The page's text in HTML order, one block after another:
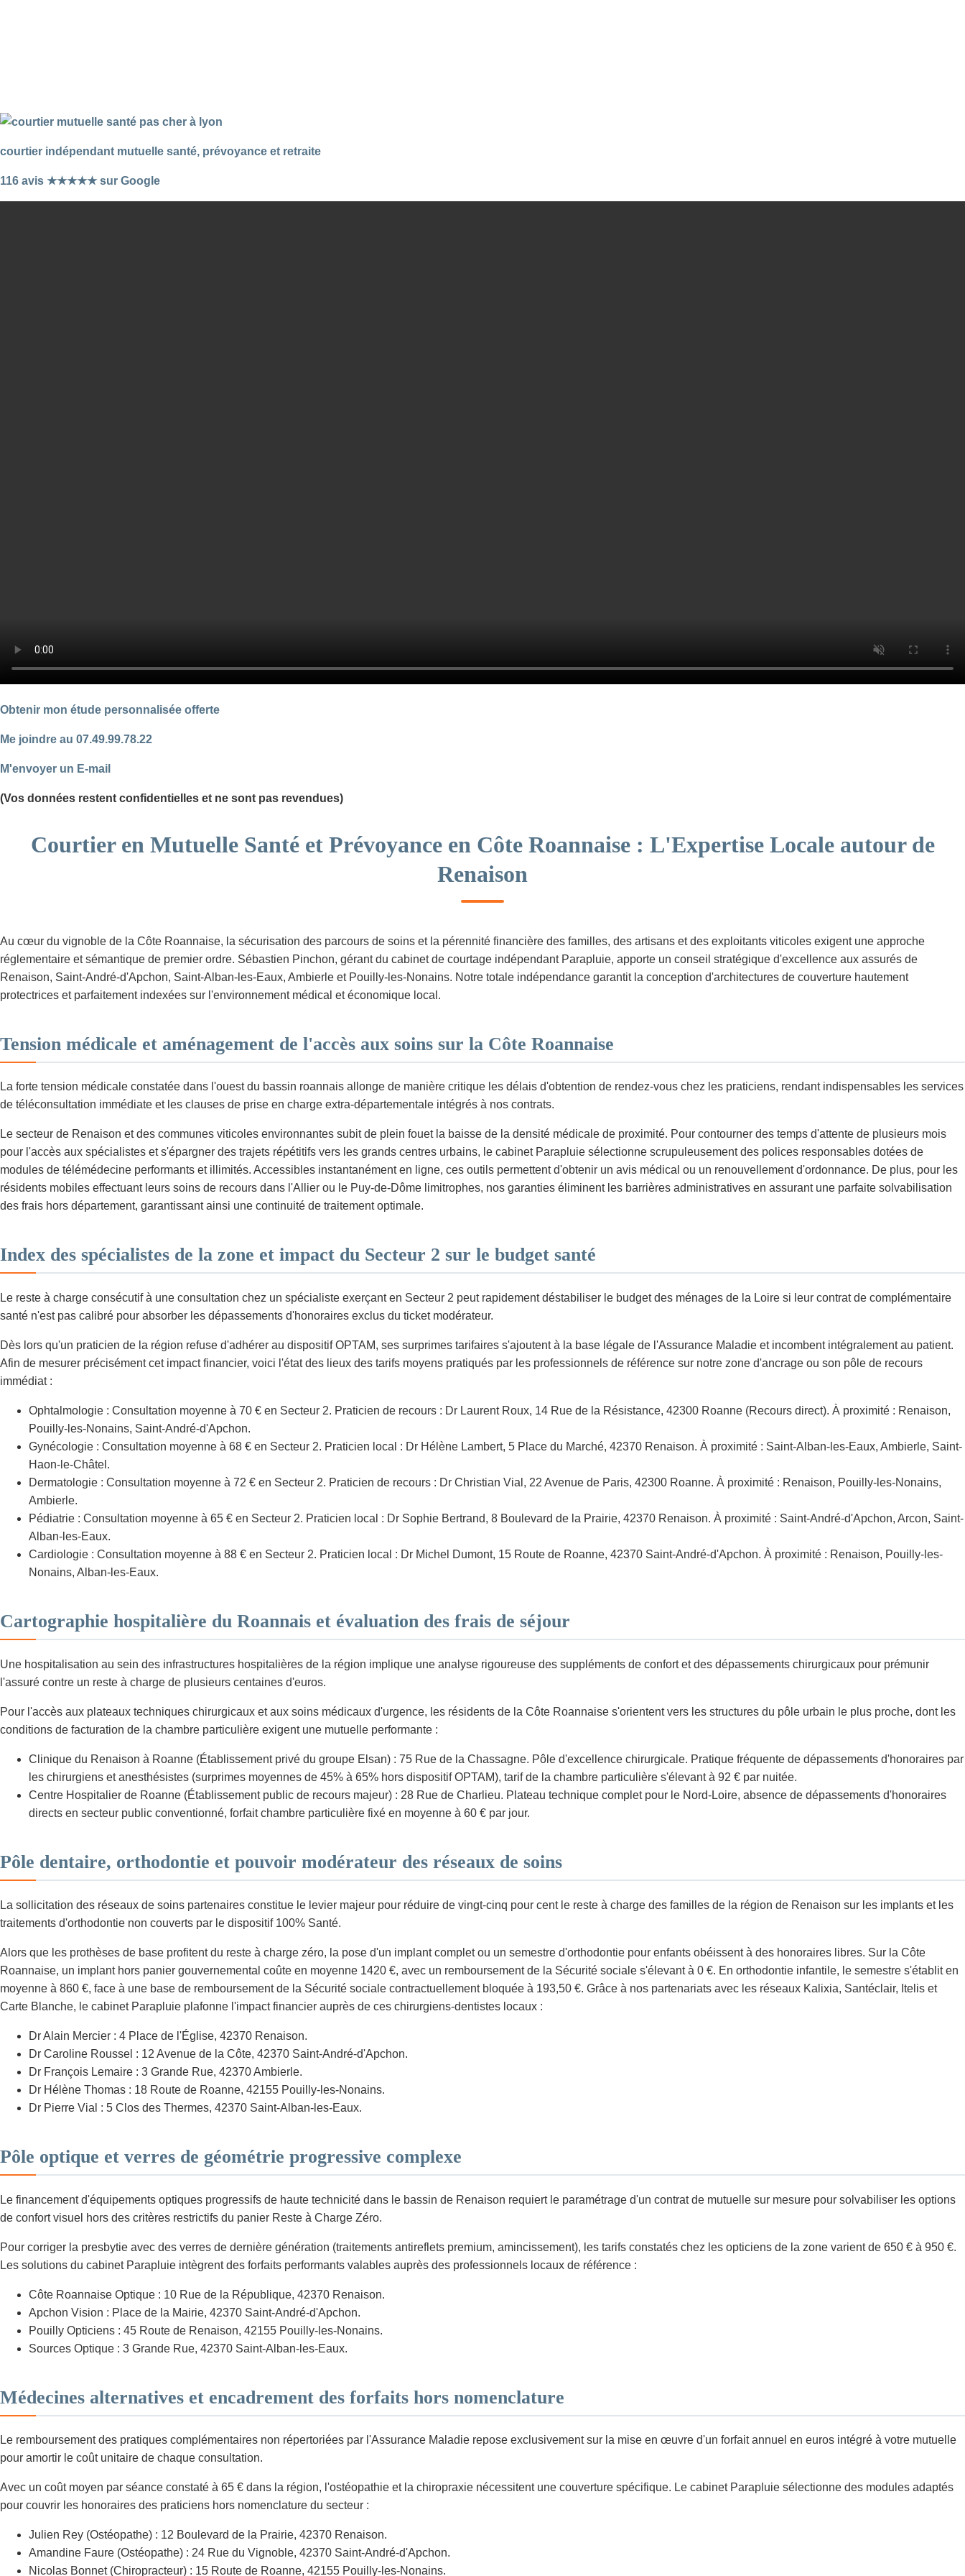
courtier indépendant mutuelle santé, prévoyance et retraite
116 avis ★★★★★ sur Google
Obtenir mon étude personnalisée offerte
Me joindre au 07.49.99.78.22
M'envoyer un E-mail
(Vos données restent confidentielles et ne sont pas revendues)
Courtier en Mutuelle Santé et Prévoyance en Côte Roannaise : L'Expertise Locale autour de
Renaison
Au cœur du vignoble de la Côte Roannaise, la sécurisation des parcours de soins et la pérennité financière des familles, des artisans et des exploitants viticoles exigent une approche
réglementaire et sémantique de premier ordre. Sébastien Pinchon, gérant du cabinet de courtage indépendant Parapluie, apporte un conseil stratégique d'excellence aux assurés de
Renaison, Saint-André-d'Apchon, Saint-Alban-les-Eaux, Ambierle et Pouilly-les-Nonains. Notre totale indépendance garantit la conception d'architectures de couverture hautement
protectrices et parfaitement indexées sur l'environnement médical et économique local.
Tension médicale et aménagement de l'accès aux soins sur la Côte Roannaise
La forte tension médicale constatée dans l'ouest du bassin roannais allonge de manière critique les délais d'obtention de rendez-vous chez les praticiens, rendant indispensables les services
de téléconsultation immédiate et les clauses de prise en charge extra-départementale intégrés à nos contrats.
Le secteur de Renaison et des communes viticoles environnantes subit de plein fouet la baisse de la densité médicale de proximité. Pour contourner des temps d'attente de plusieurs mois
pour l'accès aux spécialistes et s'épargner des trajets répétitifs vers les grands centres urbains, le cabinet Parapluie sélectionne scrupuleusement des polices responsables dotées de
modules de télémédecine performants et illimités. Accessibles instantanément en ligne, ces outils permettent d'obtenir un avis médical ou un renouvellement d'ordonnance. De plus, pour les
résidents mobiles effectuant leurs soins de recours dans l'Allier ou le Puy-de-Dôme limitrophes, nos garanties éliminent les barrières administratives en assurant une parfaite solvabilisation
des frais hors département, garantissant ainsi une continuité de traitement optimale.
Index des spécialistes de la zone et impact du Secteur 2 sur le budget santé
Le reste à charge consécutif à une consultation chez un spécialiste exerçant en Secteur 2 peut rapidement déstabiliser le budget des ménages de la Loire si leur contrat de complémentaire
santé n'est pas calibré pour absorber les dépassements d'honoraires exclus du ticket modérateur.
Dès lors qu'un praticien de la région refuse d'adhérer au dispositif OPTAM, ses surprimes tarifaires s'ajoutent à la base légale de l'Assurance Maladie et incombent intégralement au patient.
Afin de mesurer précisément cet impact financier, voici l'état des lieux des tarifs moyens pratiqués par les professionnels de référence sur notre zone d'ancrage ou son pôle de recours
immédiat :
Ophtalmologie : Consultation moyenne à 70 € en Secteur 2. Praticien de recours : Dr Laurent Roux, 14 Rue de la Résistance, 42300 Roanne (Recours direct). À proximité : Renaison,
Pouilly-les-Nonains, Saint-André-d'Apchon.
Gynécologie : Consultation moyenne à 68 € en Secteur 2. Praticien local : Dr Hélène Lambert, 5 Place du Marché, 42370 Renaison. À proximité : Saint-Alban-les-Eaux, Ambierle, Saint-
Haon-le-Châtel.
Dermatologie : Consultation moyenne à 72 € en Secteur 2. Praticien de recours : Dr Christian Vial, 22 Avenue de Paris, 42300 Roanne. À proximité : Renaison, Pouilly-les-Nonains,
Ambierle.
Pédiatrie : Consultation moyenne à 65 € en Secteur 2. Praticien local : Dr Sophie Bertrand, 8 Boulevard de la Prairie, 42370 Renaison. À proximité : Saint-André-d'Apchon, Arcon, Saint-
Alban-les-Eaux.
Cardiologie : Consultation moyenne à 88 € en Secteur 2. Praticien local : Dr Michel Dumont, 15 Route de Roanne, 42370 Saint-André-d'Apchon. À proximité : Renaison, Pouilly-les-
Nonains, Alban-les-Eaux.
Cartographie hospitalière du Roannais et évaluation des frais de séjour
Une hospitalisation au sein des infrastructures hospitalières de la région implique une analyse rigoureuse des suppléments de confort et des dépassements chirurgicaux pour prémunir
l'assuré contre un reste à charge de plusieurs centaines d'euros.
Pour l'accès aux plateaux techniques chirurgicaux et aux soins médicaux d'urgence, les résidents de la Côte Roannaise s'orientent vers les structures du pôle urbain le plus proche, dont les
conditions de facturation de la chambre particulière exigent une mutuelle performante :
Clinique du Renaison à Roanne (Établissement privé du groupe Elsan) : 75 Rue de la Chassagne. Pôle d'excellence chirurgicale. Pratique fréquente de dépassements d'honoraires par
les chirurgiens et anesthésistes (surprimes moyennes de 45% à 65% hors dispositif OPTAM), tarif de la chambre particulière s'élevant à 92 € par nuitée.
Centre Hospitalier de Roanne (Établissement public de recours majeur) : 28 Rue de Charlieu. Plateau technique complet pour le Nord-Loire, absence de dépassements d'honoraires
directs en secteur public conventionné, forfait chambre particulière fixé en moyenne à 60 € par jour.
Pôle dentaire, orthodontie et pouvoir modérateur des réseaux de soins
La sollicitation des réseaux de soins partenaires constitue le levier majeur pour réduire de vingt-cinq pour cent le reste à charge des familles de la région de Renaison sur les implants et les
traitements d'orthodontie non couverts par le dispositif 100% Santé.
Alors que les prothèses de base profitent du reste à charge zéro, la pose d'un implant complet ou un semestre d'orthodontie pour enfants obéissent à des honoraires libres. Sur la Côte
Roannaise, un implant hors panier gouvernemental coûte en moyenne 1420 €, avec un remboursement de la Sécurité sociale s'élevant à 0 €. En orthodontie infantile, le semestre s'établit en
moyenne à 860 €, face à une base de remboursement de la Sécurité sociale contractuellement bloquée à 193,50 €. Grâce à nos partenariats avec les réseaux Kalixia, Santéclair, Itelis et
Carte Blanche, le cabinet Parapluie plafonne l'impact financier auprès de ces chirurgiens-dentistes locaux :
Dr Alain Mercier : 4 Place de l'Église, 42370 Renaison.
Dr Caroline Roussel : 12 Avenue de la Côte, 42370 Saint-André-d'Apchon.
Dr François Lemaire : 3 Grande Rue, 42370 Ambierle.
Dr Hélène Thomas : 18 Route de Roanne, 42155 Pouilly-les-Nonains.
Dr Pierre Vial : 5 Clos des Thermes, 42370 Saint-Alban-les-Eaux.
Pôle optique et verres de géométrie progressive complexe
Le financement d'équipements optiques progressifs de haute technicité dans le bassin de Renaison requiert le paramétrage d'un contrat de mutuelle sur mesure pour solvabiliser les options
de confort visuel hors des critères restrictifs du panier Reste à Charge Zéro.
Pour corriger la presbytie avec des verres de dernière génération (traitements antireflets premium, amincissement), les tarifs constatés chez les opticiens de la zone varient de 650 € à 950 €.
Les solutions du cabinet Parapluie intègrent des forfaits performants valables auprès des professionnels locaux de référence :
Côte Roannaise Optique : 10 Rue de la République, 42370 Renaison.
Apchon Vision : Place de la Mairie, 42370 Saint-André-d'Apchon.
Pouilly Opticiens : 45 Route de Renaison, 42155 Pouilly-les-Nonains.
Sources Optique : 3 Grande Rue, 42370 Saint-Alban-les-Eaux.
Médecines alternatives et encadrement des forfaits hors nomenclature
Le remboursement des pratiques complémentaires non répertoriées par l'Assurance Maladie repose exclusivement sur la mise en œuvre d'un forfait annuel en euros intégré à votre mutuelle
pour amortir le coût unitaire de chaque consultation.
Avec un coût moyen par séance constaté à 65 € dans la région, l'ostéopathie et la chiropraxie nécessitent une couverture spécifique. Le cabinet Parapluie sélectionne des modules adaptés
pour couvrir les honoraires des praticiens hors nomenclature du secteur :
Julien Rey (Ostéopathe) : 12 Boulevard de la Prairie, 42370 Renaison.
Amandine Faure (Ostéopathe) : 24 Rue du Vignoble, 42370 Saint-André-d'Apchon.
Nicolas Bonnet (Chiropracteur) : 15 Route de Roanne, 42155 Pouilly-les-Nonains.